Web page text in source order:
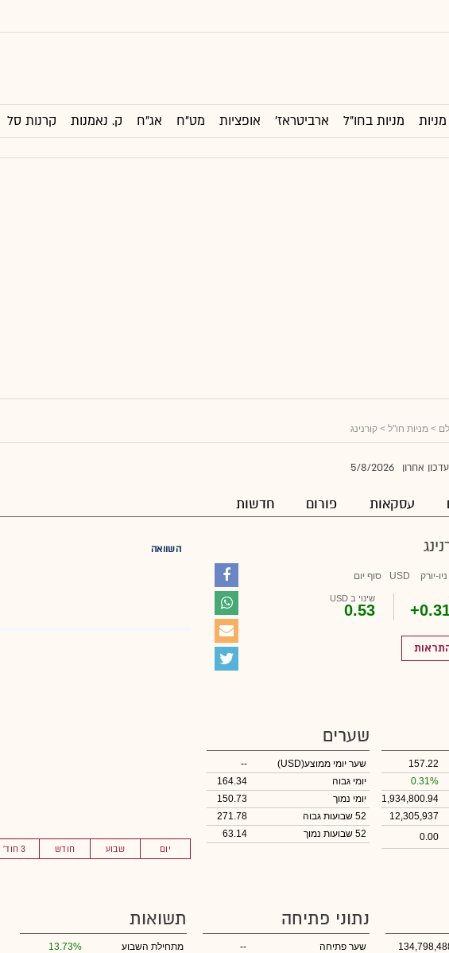
מניות מניות בחו"ל ארביטראז' אופציות מט"ח אג"ח ק. נאמנות קרנות סל
> מניות חו"ל > קורנינג
עדכון אחרון 5/8/2026
עסקאות פורום חדשות
ניו-יורק USD סוף יום
שינוי ב USD
0.53
השוואה
יום שבוע חודש 3 חוד'
157.22
0.31%
1,934,800.94
12,305,937
0.00
שערים
שער יומי ממוצע(USD)
--
יומי גבוה
164.34
יומי נמוך
150.73
52 שבועות גבוה
271.78
52 שבועות נמוך
63.14
נתוני פתיחה
שער פתיחה
--
תשואות
מתחילת השבוע
13.73%